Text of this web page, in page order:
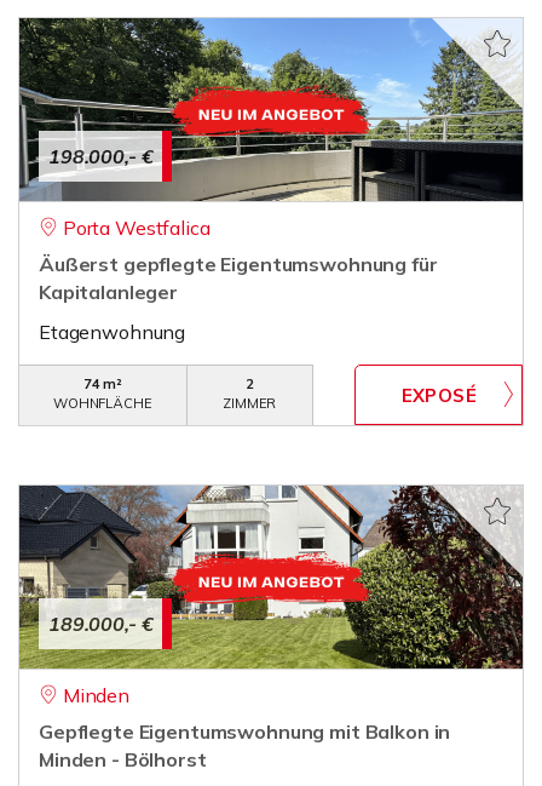
198.000,- €
Porta Westfalica
Äußerst gepflegte Eigentumswohnung für
Kapitalanleger
Etagenwohnung
74 m²
WOHNFLÄCHE
2
ZIMMER
189.000,- €
Minden
Gepflegte Eigentumswohnung mit Balkon in
Minden - Bölhorst